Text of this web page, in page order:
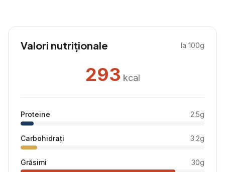
Valori nutriționale la 100g
293 kcal
Proteine 2.5g
Carbohidrați 3.2g
Grăsimi 30g